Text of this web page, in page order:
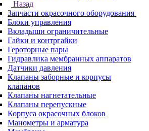
Назад
Запчасти окрасочного оборудования
Блоки управления
Вкладыши ограничительные
Гайки и контргайки
Героторные пары
Гидравлика мембранных аппаратов
Датчики давления
Клапаны заборные и корпусы
клапанов
Клапаны нагнетательные
Клапаны перепускные
Корпуса окрасочных блоков
Манометры и арматура